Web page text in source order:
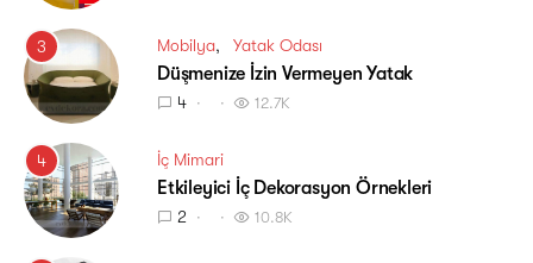
3 Mobilya Yatak Odası
Düşmenize İzin Vermeyen Yatak
4 12.7K
4 İç Mimari
Etkileyici İç Dekorasyon Örnekleri
2 10.8K